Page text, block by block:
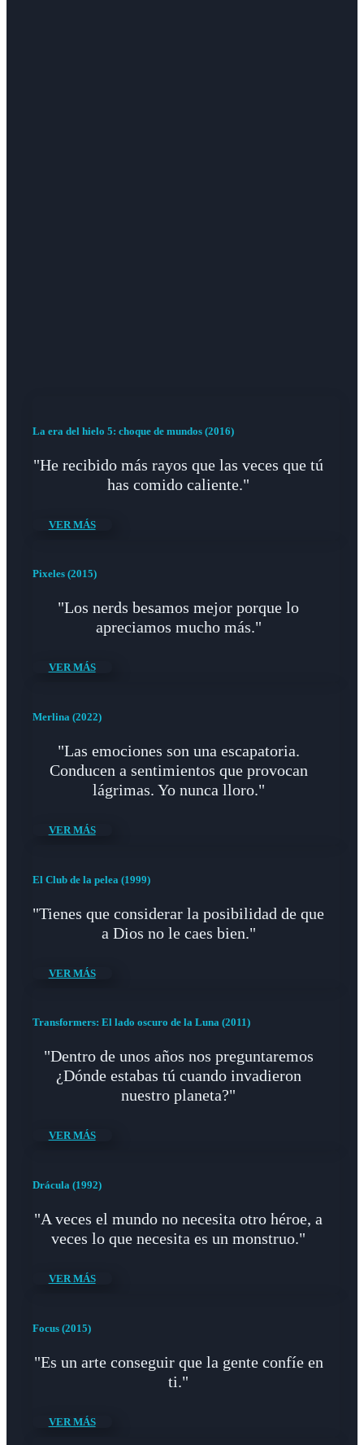
La era del hielo 5: choque de mundos (2016)
"He recibido más rayos que las veces que tú
has comido caliente."
VER MÁS
Pixeles (2015)
"Los nerds besamos mejor porque lo
apreciamos mucho más."
VER MÁS
Merlina (2022)
"Las emociones son una escapatoria.
Conducen a sentimientos que provocan
lágrimas. Yo nunca lloro."
VER MÁS
El Club de la pelea (1999)
"Tienes que considerar la posibilidad de que
a Dios no le caes bien."
VER MÁS
Transformers: El lado oscuro de la Luna (2011)
"Dentro de unos años nos preguntaremos
¿Dónde estabas tú cuando invadieron
nuestro planeta?"
VER MÁS
Drácula (1992)
"A veces el mundo no necesita otro héroe, a
veces lo que necesita es un monstruo."
VER MÁS
Focus (2015)
"Es un arte conseguir que la gente confíe en
ti."
VER MÁS